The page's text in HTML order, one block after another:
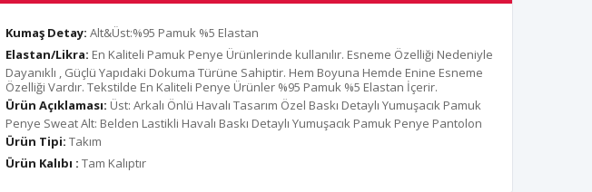
Kumaş Detay: Alt&Üst:%95 Pamuk %5 Elastan
Elastan/Likra: En Kaliteli Pamuk Penye Ürünlerinde kullanılır. Esneme Özelliği Nedeniyle
Dayanıklı , Güçlü Yapıdaki Dokuma Türüne Sahiptir. Hem Boyuna Hemde Enine Esneme
Özelliği Vardır. Tekstilde En Kaliteli Penye Ürünler %95 Pamuk %5 Elastan İçerir.
Ürün Açıklaması: Üst: Arkalı Önlü Havalı Tasarım Özel Baskı Detaylı Yumuşacık Pamuk
Penye Sweat Alt: Belden Lastikli Havalı Baskı Detaylı Yumuşacık Pamuk Penye Pantolon
Ürün Tipi: Takım
Ürün Kalıbı : Tam Kalıptır